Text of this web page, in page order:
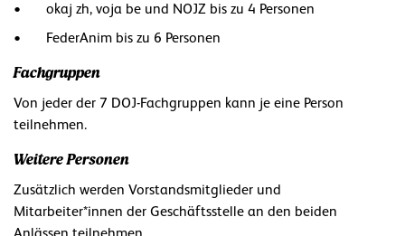
• okaj zh, voja be und NOJZ bis zu 4 Personen
• FederAnim bis zu 6 Personen
Fachgruppen
Von jeder der 7 DOJ-Fachgruppen kann je eine Person
teilnehmen.
Weitere Personen
Zusätzlich werden Vorstandsmitglieder und
Mitarbeiter*innen der Geschäftsstelle an den beiden